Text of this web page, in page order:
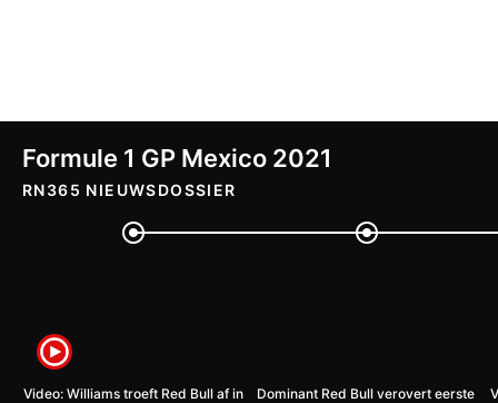
Formule 1 GP Mexico 2021
RN365 NIEUWSDOSSIER
Video: Williams troeft Red Bull af in
Dominant Red Bull verovert eerste